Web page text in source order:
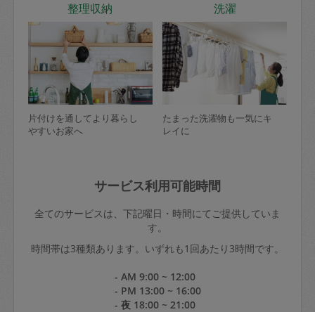
整理収納
片付けを通してより暮らし
やすいお家へ
洗濯
たまった洗濯物も一気にキ
レイに
サービス利用可能時間
全てのサービスは、下記曜日・時間にてご提供していま
す。
時間帯は3種類あります。いずれも1回あたり3時間です。
- AM 9:00 ~ 12:00
- PM 13:00 ~ 16:00
- 夜 18:00 ~ 21:00